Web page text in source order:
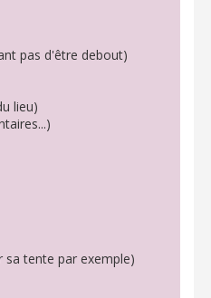
pas d'être debout)
lieu)
sa tente par exemple)